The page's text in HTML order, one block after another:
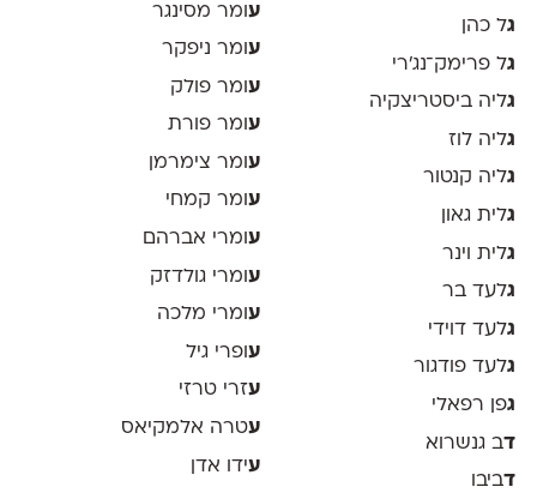
גל כהן
גל פרימק־נג׳רי
גליה ביסטריצקיה
גליה לוז
גליה קנטור
גלית גאון
גלית וינר
גלעד בר
גלעד דוידי
גלעד פודגור
גפן רפאלי
דב גנשרוא
דביבו
עומר מסינגר
ע ומר ניפקר
ע ומר פולק
עומר פורת
ע ומר צימרמן
עומר קמחי
ע ומרי אברהם
ע ומרי גולדזק
עומרי מלכה
ע ופרי גיל
עזרי טרזי
עטרה אלמקיאס
עידו אדן